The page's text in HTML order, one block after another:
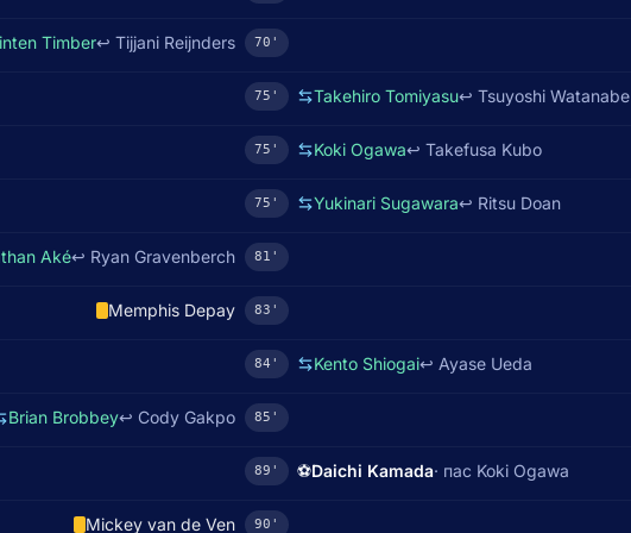
Timber↩ Tijjani Reijnders 70'
75' Takehiro Tomiyasu↩ Tsuyoshi Watanabe
75' Koki Ogawa↩ Takefusa Kubo
75' Yukinari Sugawara↩ Ritsu Doan
Aké↩ Ryan Gravenberch 81'
Memphis Depay 83'
84' Kento Shiogai↩ Ayase Ueda
Brian Brobbey↩ Cody Gakpo 85'
89' ⚽Daichi Kamada· пас Koki Ogawa
Mickey van de Ven 90'